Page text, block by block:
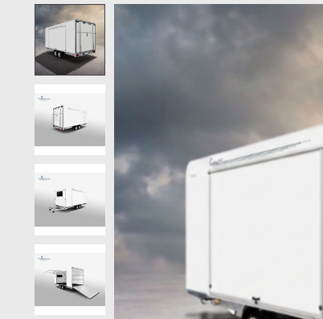
Product image slideshow Items